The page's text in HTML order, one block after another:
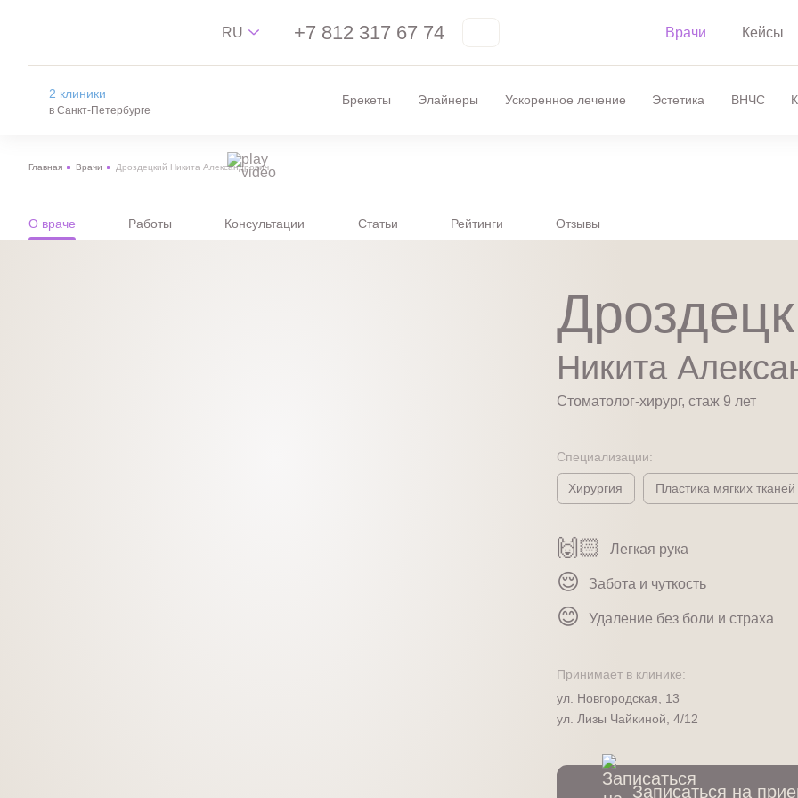
RU
中文
+7 812 317 67 74 Врачи Кейсы
2 клиники
в Санкт-Петербурге
Новгородская, 13
Брекеты Элайнеры Ускоренное лечение Эстетика ВНЧС
Главная Врачи Дроздецкий Никита Александрович
О враче Работы Консультации Статьи Рейтинги Отзывы
Никита
Стоматолог-хирург, стаж 9 лет
Специализации:
Хирургия Пластика мягких тканей
🙌🏻 Легкая рука
😌 Забота и чуткость
😊 Удаление без боли и страха
Принимает в клинике:
ул. Новгородская, 13
ул. Лизы Чайкиной, 4/12
Записаться на